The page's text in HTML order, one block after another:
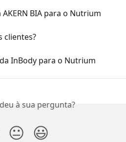
BIA para o Nutrium
clientes?
InBody para o Nutrium
à sua pergunta?
😐 😃